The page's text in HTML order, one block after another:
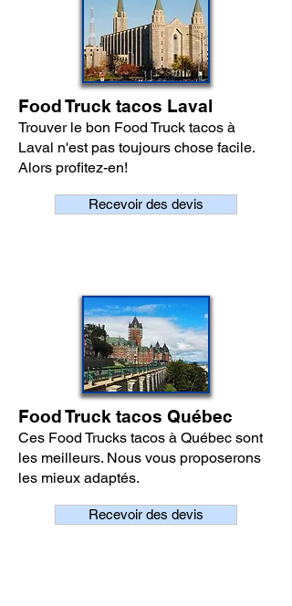
Food Truck tacos Laval
Trouver le bon Food Truck tacos à
Laval n'est pas toujours chose facile.
Alors profitez-en!
Recevoir des devis
Food Truck tacos Québec
Ces Food Trucks tacos à Québec sont
les meilleurs. Nous vous proposerons
les mieux adaptés.
Recevoir des devis